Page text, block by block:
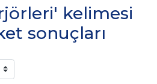
kelimesi
sonuçları